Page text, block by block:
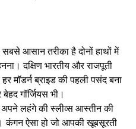
आसान तरीका है दोनों हाथों में
दक्षिण भारतीय और राजपूती
मॉडर्न ब्राइड की पहली पसंद बना
गॉर्जियस भी।
लहंगे की स्लीव्स आस्तीन की
कंगन ऐसा हो जो आपकी खूबसूरती